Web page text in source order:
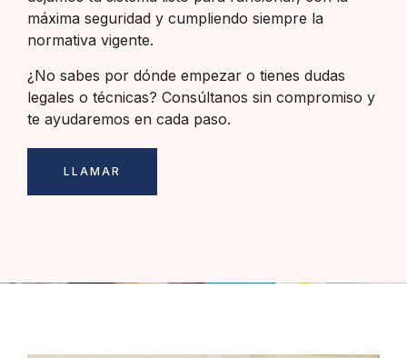
máxima seguridad y cumpliendo siempre la
normativa vigente.
¿No sabes por dónde empezar o tienes dudas
legales o técnicas? Consúltanos sin compromiso y
te ayudaremos en cada paso.
LLAMAR